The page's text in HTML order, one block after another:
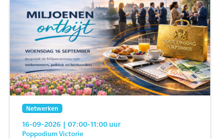
Netwerken
16-09-2026 | 07:00-11:00uur
Poppodium Victorie